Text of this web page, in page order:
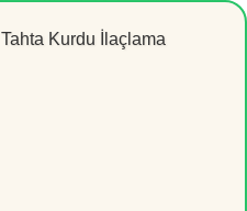
Tahta Kurdu İlaçlama